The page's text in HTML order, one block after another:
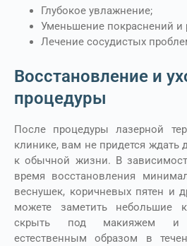
Глубокое увлажнение;
Уменьшение покраснений и
Лечение сосудистых
Восстановление и
процедуры
После процедуры лазерной
клинике, вам не придется ждать
к обычной жизни. В
время восстановления
веснушек, коричневых пятен и
можете заметить небольшие
скрыть под макияжем и
естественным образом в